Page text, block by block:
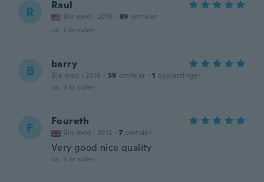
R Raul
Ble med i 2015 · 89 omtaler
ca. 7 år siden
B barry
Ble med i 2018 · 59 omtaler · 1 opplastinger
ca. 7 år siden
F Foureth
Ble med i 2012 · 7 omtaler
Very good nice quality
ca. 7 år siden